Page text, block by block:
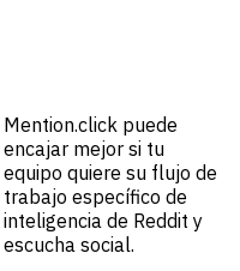
Mention.click puede
encajar mejor si tu
equipo quiere su flujo de
trabajo específico de
inteligencia de Reddit y
escucha social.